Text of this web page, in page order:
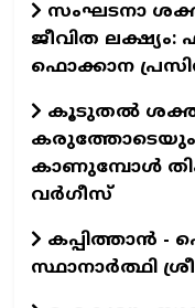
സംഘടനാ
ജീവിത ലക്ഷ്യം:
ഫൊക്കാന
കൂടുതൽ
കരുത്തോടെയും
കാണുമ്പോൾ
വർഗീസ്
കപ്പിത്താൻ -
സ്ഥാനാർത്ഥി